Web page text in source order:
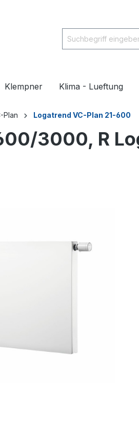
Klempner Klima - Lueftung
Plan Logatrend VC-Plan 21-600
3000, R